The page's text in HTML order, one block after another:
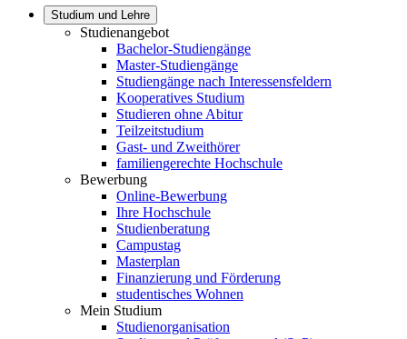
Studium und Lehre
Studienangebot
Bachelor-Studiengänge
Master-Studiengänge
Studiengänge nach Interessensfeldern
Kooperatives Studium
Studieren ohne Abitur
Teilzeitstudium
Gast- und Zweithörer
familiengerechte Hochschule
Bewerbung
Online-Bewerbung
Ihre Hochschule
Studienberatung
Campustag
Masterplan
Finanzierung und Förderung
studentisches Wohnen
Mein Studium
Studienorganisation